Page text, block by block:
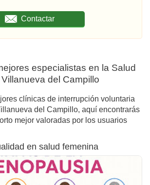
Contactar
especialistas en la Salud
del Campillo
clínicas de interrupción voluntaria
del Campillo, aquí encontrarás
mejor valoradas por los usuarios
en salud femenina